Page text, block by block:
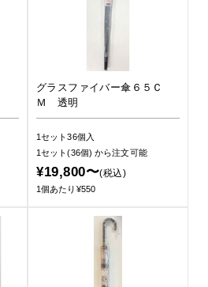
グラスファイバー傘６５Ｃ
Ｍ 透明
1セット36個入
1セット(36個)から注文可能
¥19,800〜(税込)
1個あたり¥550